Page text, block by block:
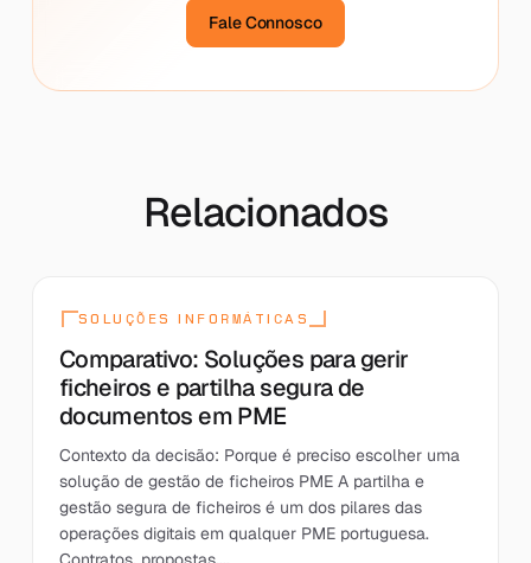
Fale Connosco
Relacionados
SOLUÇÕES INFORMÁTICAS
Comparativo: Soluções para gerir
ficheiros e partilha segura de
documentos em PME
Contexto da decisão: Porque é preciso escolher uma
solução de gestão de ficheiros PME A partilha e
gestão segura de ficheiros é um dos pilares das
operações digitais em qualquer PME portuguesa.